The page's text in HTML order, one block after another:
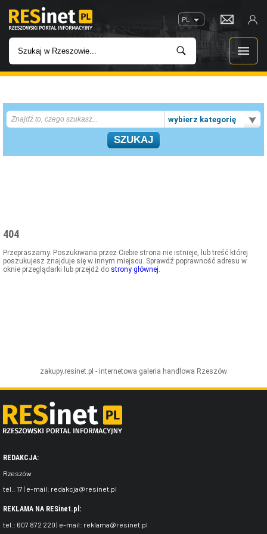
PL
INWESTYCJE
IMPREZY
GASTRONOMIA
wybierz kategorię
404
Przepraszamy. Poszukiwana przez Ciebie strona nie istnieje, lub treść której
poszukujesz znajduje się w innym miejscu. Sprawdź poprawność adresu w
oknie przeglądarki lub przejdź do strony głównej.
zakupy.resinet.pl - internetowa galeria handlowa Rzeszów
REDAKCJA:
Rzeszów
tel.: 17 | e-mail: redakcja@resinet.pl
REKLAMA NA RESinet.pl:
tel.: 607 872 220 | e-mail: reklama@resinet.pl